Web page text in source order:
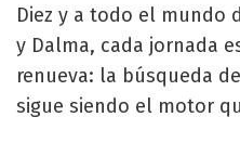
Diez y a todo el mundo
y Dalma, cada jornada
renueva: la búsqueda
sigue siendo el motor